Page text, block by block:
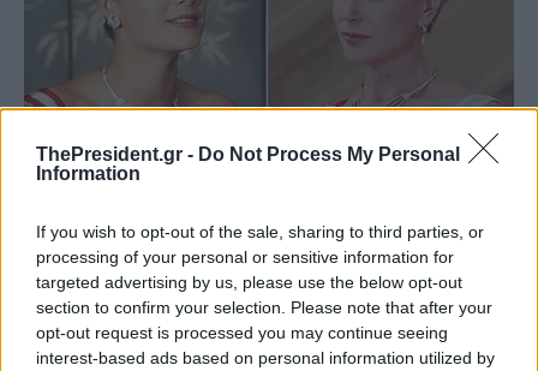
ThePresident.gr - Do Not Process My Personal
Information
If you wish to opt-out of the sale, sharing to third parties, or
processing of your personal or sensitive information for
targeted advertising by us, please use the below opt-out
section to confirm your selection. Please note that after your
opt-out request is processed you may continue seeing
interest-based ads based on personal information utilized by